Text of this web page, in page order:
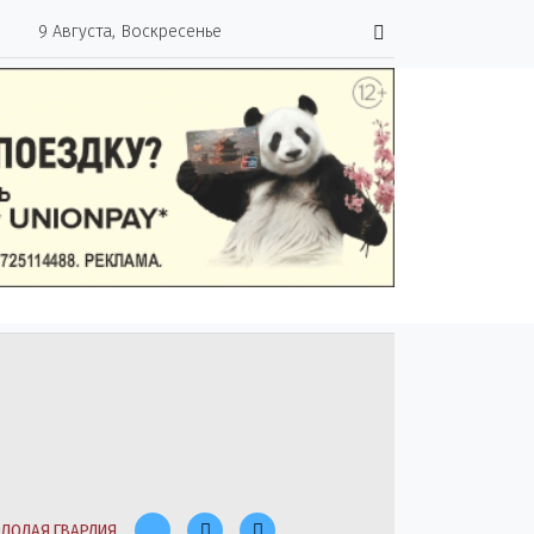
9 Августа, Воскресенье